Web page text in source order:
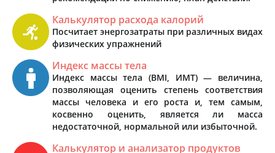
Калькулятор расхода калорий
Посчитает энергозатраты при различных видах
физических упражнений
Индекс массы тела
Индекс массы тела (BMI, ИМТ) — величина,
позволяющая оценить степень соответствия
массы человека и его роста и, тем самым,
косвенно оценить, является ли масса
недостаточной, нормальной или избыточной.
Калькулятор и анализатор продуктов